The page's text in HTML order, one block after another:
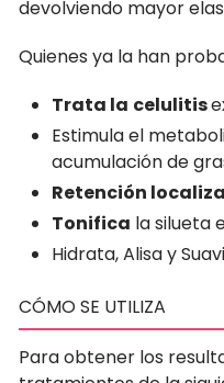
devolviendo mayor
Quienes ya la han
Trata la celulitis
Estimula el
acumulación de
Retención
Tonifica la silueta
Hidrata, Alisa y
CÓMO SE UTILIZA
Para obtener los